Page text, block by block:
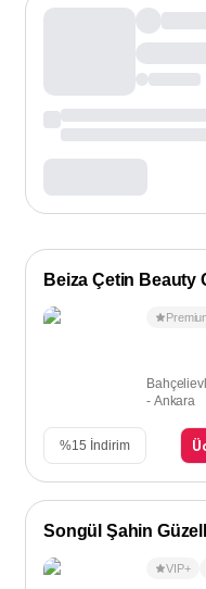
Beiza Çetin Beauty
- Ankara
%15 İndirim
Songül Şahin
VIP+